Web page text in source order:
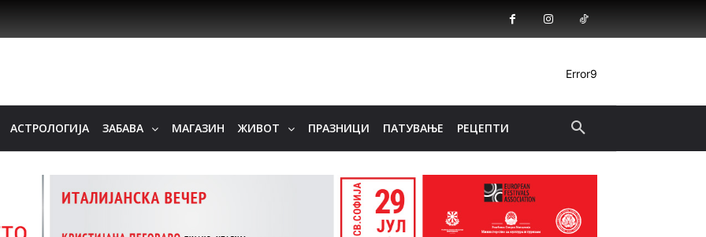
Error9
АСТРОЛОГИЈА ЗАБАВА МАГАЗИН ЖИВОТ ПРАЗНИЦИ ПАТУВАЊЕ РЕЦЕПТИ